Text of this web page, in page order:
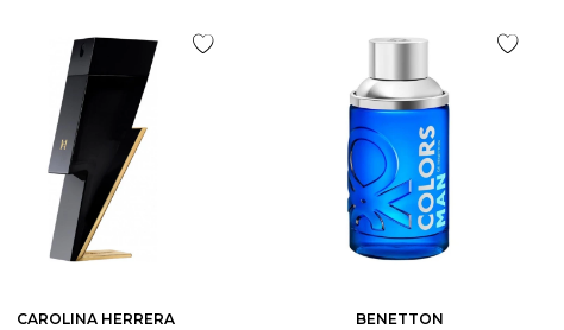
CAROLINA HERRERA BENETTON